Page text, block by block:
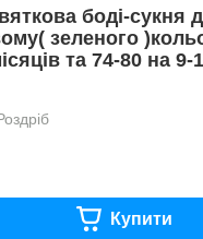
боді-сукня
зеленого
та 74-80 на 9-
Купити